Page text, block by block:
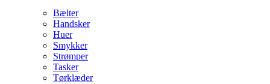
Bælter
Handsker
Huer
Smykker
Strømper
Tasker
Tørklæder